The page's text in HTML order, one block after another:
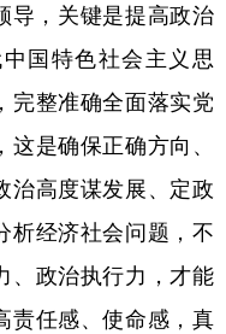
河北 山西
上海 江苏
湖北 湖南
海南 重庆
，关键是提高政治
国特色社会主义思
完整准确全面落实党
是确保正确方向、
治高度谋发展、定政
析经济社会问题，不
、政治执行力，才能
责任感、使命感，真